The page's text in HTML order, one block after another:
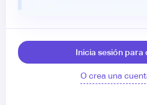
Inicia sesión para
O crea una